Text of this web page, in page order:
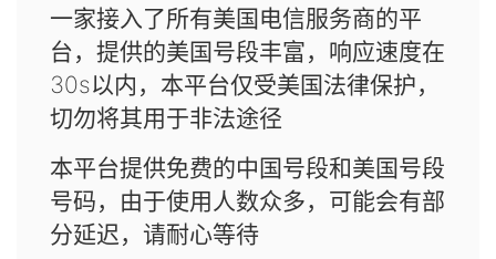
一家接入了所有美国电信服务商的平
台，提供的美国号段丰富，响应速度在
30s以内，本平台仅受美国法律保护，
切勿将其用于非法途径
本平台提供免费的中国号段和美国号段
号码，由于使用人数众多，可能会有部
分延迟，请耐心等待